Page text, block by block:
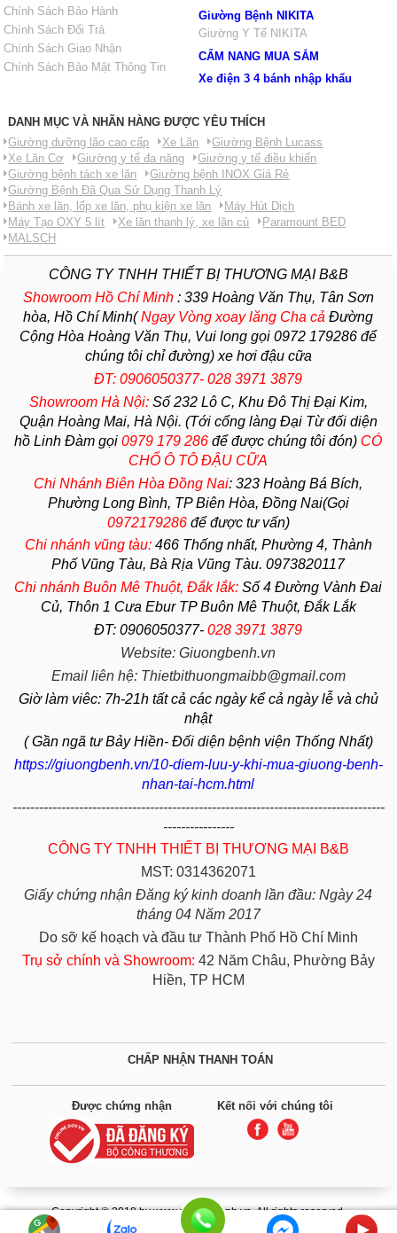
Chính Sách Bảo Hành
Chính Sách Đổi Trả
Chính Sách Giao Nhận
Chính Sách Bảo Mật Thông Tin
Giường Bệnh NIKITA
Giường Y Tế NIKITA
CẨM NANG MUA SẮM
Xe điện 3 4 bánh nhập khẩu
DANH MỤC VÀ NHÃN HÀNG ĐƯỢC YÊU THÍCH
Giường dưỡng lão cao cấp
Xe Lăn
Giường Bệnh Lucass
Xe Lăn Cơ
Giường y tế đa năng
Giường y tế điều khiển
Giường bệnh tách xe lăn
Giường bệnh INOX Giá Rẻ
Giường Bệnh Đã Qua Sử Dụng Thanh Lý
Bánh xe lăn, lốp xe lăn, phụ kiện xe lăn
Máy Hút Dịch
Máy Tạo OXY 5 lít
Xe lăn thanh lý, xe lăn củ
Paramount BED
MALSCH
CÔNG TY TNHH THIẾT BỊ THƯƠNG MẠI B&B
Showroom Hồ Chí Minh:339 Hoàng Văn Thụ, Tân Sơn
hòa, Hồ Chí Minh(Ngay Vòng xoay lăng Cha cả Đường
Cộng Hòa Hoàng Văn Thụ, Vui long gọi 0972 179286 để
chúng tôi chỉ đường) xe hơi đậu cữa
ĐT: 0906050377- 028 3971 3879
Showroom Hà Nội:Số 232 Lô C, Khu Đô Thị Đại Kim,
Quận Hoàng Mai, Hà Nội. (Tới cổng làng Đại Từ đối diện
hồ Linh Đàm gọi0979 179 286 để được chúng tôi đón) CÓ
CHỔ Ô TÔ ĐẬU CỮA
Chi Nhánh Biên Hòa Đồng Nai: 323 Hoàng Bá Bích,
Phường Long Bình, TP Biên Hòa, Đồng Nai(Gọi
0972179286để được tư vấn)
Chi nhánh vũng tàu:466 Thống nhất, Phường4, Thành
Phố Vũng Tàu, Bà Rịa Vũng Tàu. 0973820117
Chi nhánh Buôn Mê Thuột, Đắk lắk:Số 4 Đường Vành Đai
Củ, Thôn 1 Cưa Ebur TP Buôn Mê Thuột, Đắk Lắk
ĐT: 0906050377-028 3971 3879
Website: Giuongbenh.vn
Email liên hệ: Thietbithuongmaibb@gmail.com
Giờ làm viêc: 7h-21h tất cả các ngày kể cả ngày lễ và chủ
nhật
( Gần ngã tư Bảy Hiền- Đối diện bệnh viện Thống Nhất)
https://giuongbenh.vn/10-diem-luu-y-khi-mua-giuong-benh-
nhan-tai-hcm.html
------------------------------------------------------------------------------------
----------------
CÔNG TY TNHH THIẾT BỊ THƯƠNG MẠI B&B
MST: 0314362071
Giấy chứng nhận Đăng ký kinh doanh lần đầu: Ngày 24
tháng 04 Năm 2017
Do sỡ kế hoạch và đầu tư Thành Phố Hồ Chí Minh
Trụ sở chính và Showroom: 42 Năm Châu, Phường Bảy
Hiền, TP HCM
CHẤP NHẬN THANH TOÁN
Được chứng nhận Kết nối với chúng tôi
Copyright © 2018 by www.giuongbenh.vn. All rights reserved.